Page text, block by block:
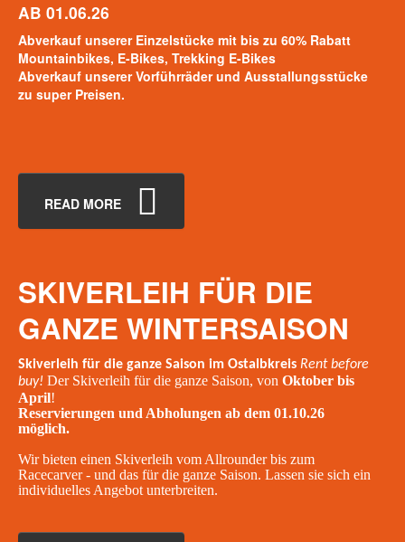
AB 01.06.26
Abverkauf unserer Einzelstücke mit bis zu 60% Rabatt
Mountainbikes, E-Bikes, Trekking E-Bikes
Abverkauf unserer Vorführräder und Ausstallungsstücke
zu super Preisen.
READ MORE
SKIVERLEIH FÜR DIE
GANZE WINTERSAISON
Skiverleih für die ganze Saison im Ostalbkreis Rent before
buy! Der Skiverleih für die ganze Saison, von Oktober bis
April!
Reservierungen und Abholungen ab dem 01.10.26
möglich.
Wir bieten einen Skiverleih vom Allrounder bis zum
Racecarver - und das für die ganze Saison. Lassen sie sich ein
individuelles Angebot unterbreiten.